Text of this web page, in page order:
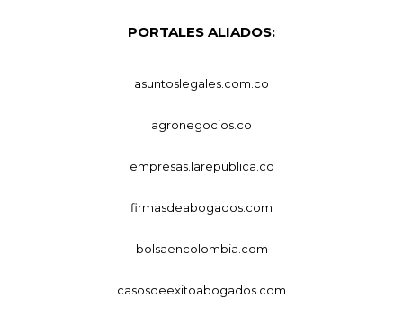
PORTALES ALIADOS:
asuntoslegales.com.co
agronegocios.co
empresas.larepublica.co
firmasdeabogados.com
bolsaencolombia.com
casosdeexitoabogados.com